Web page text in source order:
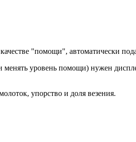
"помощи", автоматически
менять уровень помощи) нужен
упорство и доля везения.